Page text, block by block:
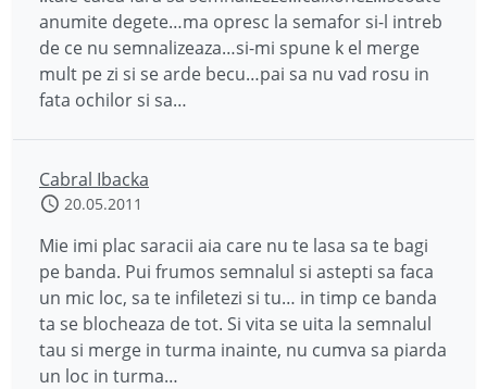
anumite degete…ma opresc la semafor si-l intreb
de ce nu semnalizeaza…si-mi spune k el merge
mult pe zi si se arde becu…pai sa nu vad rosu in
fata ochilor si sa…
Cabral Ibacka
20.05.2011
Mie imi plac saracii aia care nu te lasa sa te bagi
pe banda. Pui frumos semnalul si astepti sa faca
un mic loc, sa te infiletezi si tu… in timp ce banda
ta se blocheaza de tot. Si vita se uita la semnalul
tau si merge in turma inainte, nu cumva sa piarda
un loc in turma…